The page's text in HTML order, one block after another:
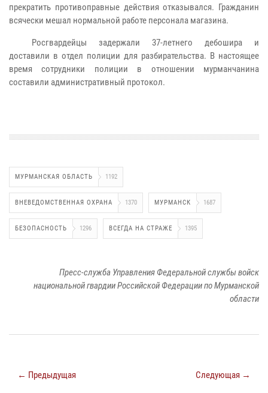
прекратить противоправные действия отказывался. Гражданин
всячески мешал нормальной работе персонала магазина.
Росгвардейцы задержали 37-летнего дебошира и
доставили в отдел полиции для разбирательства. В настоящее
время сотрудники полиции в отношении мурманчанина
составили административный протокол.
МУРМАНСКАЯ ОБЛАСТЬ 1192
ВНЕВЕДОМСТВЕННАЯ ОХРАНА 1370 МУРМАНСК 1687
БЕЗОПАСНОСТЬ 1296 ВСЕГДА НА СТРАЖЕ 1395
Пресс-служба Управления Федеральной службы войск
национальной гвардии Российской Федерации по Мурманской
области
← Предыдущая Следующая →